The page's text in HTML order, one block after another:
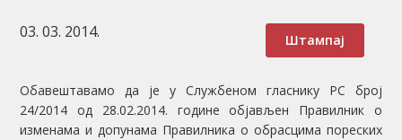
Штампај
03. 03. 2014.
Обавештавамо да је у Службеном гласнику РС број
24/2014 од 28.02.2014. године објављен Правилник о
изменама и допунама Правилника о обрасцима пореских